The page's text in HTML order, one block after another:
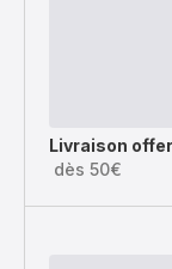
Livraison
dès 50€